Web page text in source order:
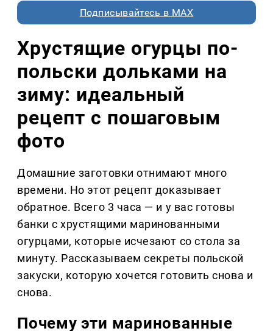
Подписывайтесь в MAX
Хрустящие огурцы по-
польски дольками на
зиму: идеальный
рецепт с пошаговым
фото
Домашние заготовки отнимают много
времени. Но этот рецепт доказывает
обратное. Всего 3 часа — и у вас готовы
банки с хрустящими маринованными
огурцами, которые исчезают со стола за
минуту. Рассказываем секреты польской
закуски, которую хочется готовить снова и
снова.
Почему эти маринованные